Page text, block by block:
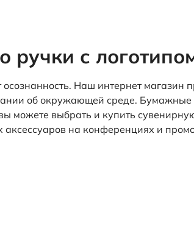
ручки с
Наш интернет магазин
об окружающей среде. Бумажные
можете выбрать и купить
аксессуаров на конференциях и